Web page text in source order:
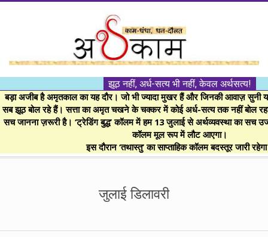
।।
अर्थकाम।।
BE
FINANCIALLY
CLEVER!
झूठ नहीं, अर्ध-सत्य भी नहीं, केवल अर्थसत्य!
बड़ा अजीब है अमृतकाल का यह दौर। जो भी ज्यादा मुखर हैं और जिनकी आवाज़ सुनी
सब झूठ बोल रहे हैं। सत्ता का अमृत चखने के चक्कर में कोई अर्ध-सत्य तक नहीं बोल
सच जानना ज़रूरी है। ‘ट्रेडिंग बुद्ध’ कॉलम में हम 13 जुलाई से अर्थव्यवस्था का सच
कॉलम मूल रूप में लौट आएगा।
इस दौरान ‘तथास्तु’ का साप्ताहिक कॉलम बदस्तूर जारी
जुलाई डिलावरी